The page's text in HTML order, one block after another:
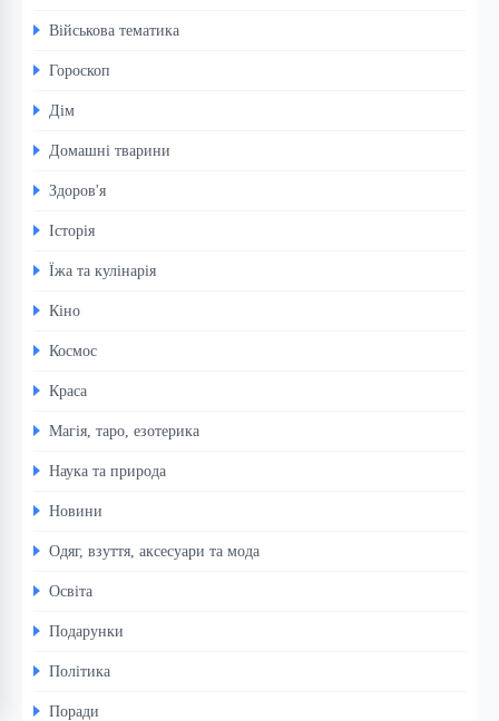
Військова тематика
Гороскоп
Дім
Домашні тварини
Здоров'я
Історія
Їжа та кулінарія
Кіно
Космос
Краса
Магія, таро, езотерика
Наука та природа
Новини
Одяг, взуття, аксесуари та мода
Освіта
Подарунки
Політика
Поради